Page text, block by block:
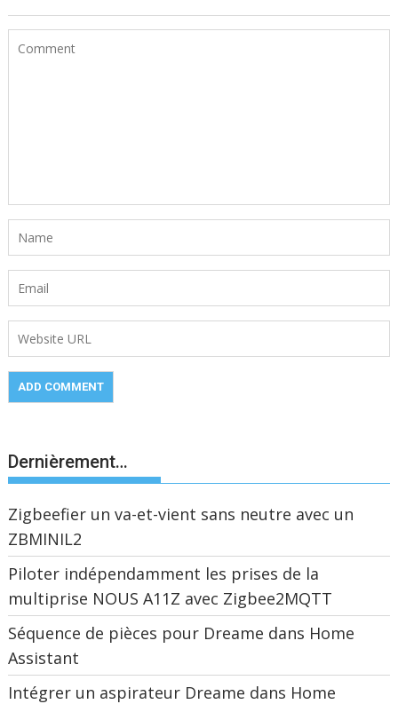
Dernièrement…
Zigbeefier un va-et-vient sans neutre avec un
ZBMINIL2
Piloter indépendamment les prises de la
multiprise NOUS A11Z avec Zigbee2MQTT
Séquence de pièces pour Dreame dans Home
Assistant
Intégrer un aspirateur Dreame dans Home